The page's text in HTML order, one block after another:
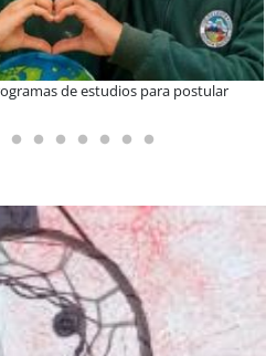
de 10 personas: el crecimiento de